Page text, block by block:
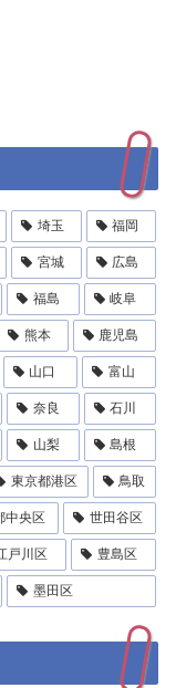
埼玉 福岡
宮城 広島
福島 岐阜
熊本 鹿児島
山口 富山
奈良 石川
山梨 島根
東京都港区 鳥取
中央区 世田谷区
戸川区 豊島区
墨田区